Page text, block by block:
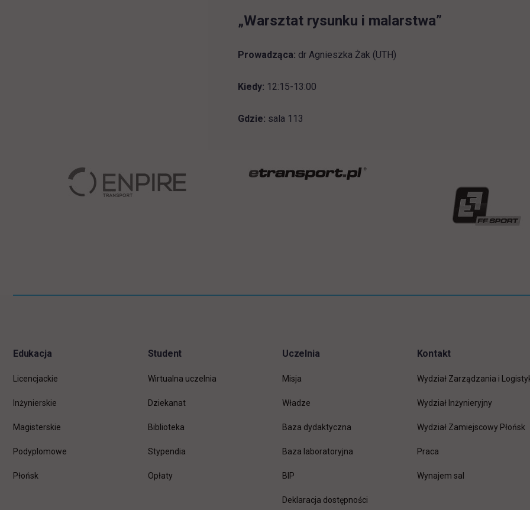
„Warsztat rysunku i malarstwa”
Prowadząca: dr Agnieszka Żak (UTH)
Kiedy: 12:15-13:00
Gdzie: sala 113
Edukacja
Licencjackie
Inżynierskie
Magisterskie
Podyplomowe
Płońsk
Student
Wirtualna uczelnia
Dziekanat
Biblioteka
Stypendia
Opłaty
Uczelnia
Misja
Władze
Baza dydaktyczna
Baza laboratoryjna
BIP
Deklaracja dostępności
Kontakt
Wydział Zarządzania i
Wydział Inżynieryjny
Wydział Zamiejscowy Płońsk
Pracalink otwiera się w nowej
Wynajem sal